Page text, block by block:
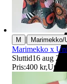
M | Marimekko/
Marimekko x
Sluttid16 aug
Pris:400 kr,